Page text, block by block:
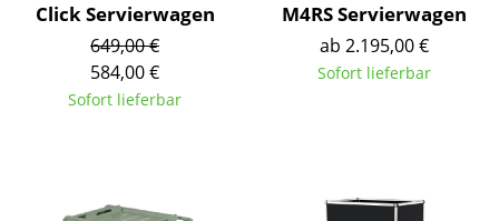
Arbeitszimmer
Balkon & Garten
Click Servierwagen
649,00 €
584,00 €
Sofort lieferbar
M4RS Servierwagen
ab 2.195,00 €
Sofort lieferbar